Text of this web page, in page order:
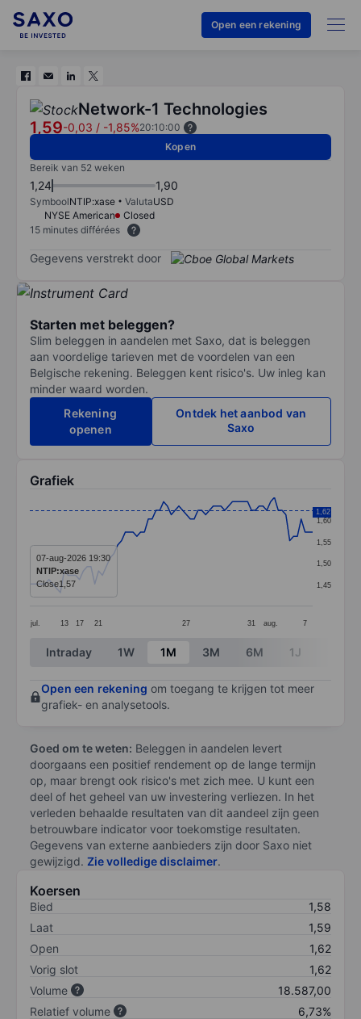
Open een rekening
Network-1 Technologies
1,59-0,03 / -1,85%20:10:00
Kopen
Bereik van 52 weken
1,24 1,90
SymboolNTIP:xase ValutaUSD
NYSE American
Closed
15 minutes différées
Gegevens verstrekt door
Starten met beleggen?
Slim beleggen in aandelen met Saxo, dat is beleggen
aan voordelige tarieven met de voordelen van een
Belgische rekening. Beleggen kent risico's. Uw inleg kan
minder waard worden.
Rekening
openen
Ontdek het aanbod van
Saxo
Grafiek
Line chart with 75 data points.
The chart has 1 X axis displaying categories.
The chart has 1 Y axis displaying values. Data ranges
jul. 13 17 21 27 31 aug. 7
1,45
1,50
1,55
1,60
1,62
07-aug-2026 19:30
NTIP:xase
Close1,57
End of interactive chart.
Intraday 1W 1M 3M 6M 1J
Open een rekening om toegang te krijgen tot meer
grafiek- en analysetools.
Goed om te weten: Beleggen in aandelen levert
doorgaans een positief rendement op de lange termijn
op, maar brengt ook risico's met zich mee. U kunt een
deel of het geheel van uw investering verliezen. In het
verleden behaalde resultaten van dit aandeel zijn geen
betrouwbare indicator voor toekomstige resultaten.
Gegevens van externe aanbieders zijn door Saxo niet
gewijzigd. Zie volledige disclaimer.
Koersen
Bied
1,58
Laat
1,59
Open
1,62
Vorig slot
1,62
Volume
18.587,00
Relatief volume
6,73%